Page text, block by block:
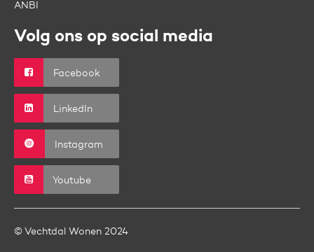
ANBI
Volg ons op social media
Facebook
LinkedIn
Instagram
Youtube
© Vechtdal Wonen 2024